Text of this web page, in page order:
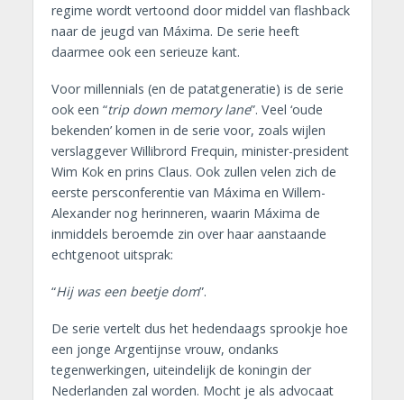
regime wordt vertoond door middel van flashback
naar de jeugd van Máxima. De serie heeft
daarmee ook een serieuze kant.
Voor millennials (en de patatgeneratie) is de serie
ook een “trip down memory lane”. Veel ‘oude
bekenden’ komen in de serie voor, zoals wijlen
verslaggever Willibrord Frequin, minister-president
Wim Kok en prins Claus. Ook zullen velen zich de
eerste persconferentie van Máxima en Willem-
Alexander nog herinneren, waarin Máxima de
inmiddels beroemde zin over haar aanstaande
echtgenoot uitsprak:
“Hij was een beetje dom”.
De serie vertelt dus het hedendaags sprookje hoe
een jonge Argentijnse vrouw, ondanks
tegenwerkingen, uiteindelijk de koningin der
Nederlanden zal worden. Mocht je als advocaat